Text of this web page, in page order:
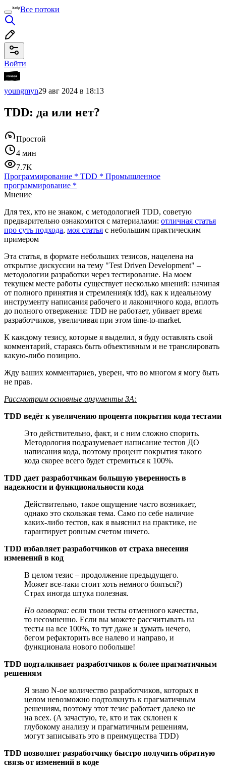
Все потоки
Войти
youngmyn29 авг 2024 в 18:13
TDD: да или нет?
Простой
4 мин
7.7K
Программирование * TDD * Промышленное
программирование *
Мнение
Для тех, кто не знаком, с методологией TDD, советую
предварительно ознакомится с материалами: отличная статья
про суть подхода, моя статья с небольшим практическим
примером
Эта статья, в формате небольших тезисов, нацелена на
открытие дискуссии на тему "Test Driven Development" –
методологии разработки через тестирование. На моем
текущем месте работы существует несколько мнений: начиная
от полного принятия и стремления(к tdd), как к идеальному
инструменту написания рабочего и лаконичного кода, вплоть
до полного отвержения: TDD не работает, убивает время
разработчиков, увеличивая при этом time-to-market.
К каждому тезису, которые я выделил, я буду оставлять свой
комментарий, стараясь быть объективным и не транслировать
какую-либо позицию.
Жду ваших комментариев, уверен, что во многом я могу быть
не прав.
Рассмотрим основные аргументы ЗА:
TDD ведёт к увеличению процента покрытия кода тестами
Это действительно, факт, и с ним сложно спорить.
Методология подразумевает написание тестов ДО
написания кода, поэтому процент покрытия такого
кода скорее всего будет стремиться к 100%.
TDD дает разработчикам большую уверенность в
надежности и функциональности кода
Действительно, такое ощущение часто возникает,
однако это скользкая тема. Само по себе наличие
каких-либо тестов, как я выяснил на практике, не
гарантирует ровным счетом ничего.
TDD избавляет разработчиков от страха внесения
изменений в код
В целом тезис – продолжение предыдущего.
Может все-таки стоит хоть немного бояться?)
Страх иногда штука полезная.
Но оговорка: если твои тесты отменного качества,
то несомненно. Если вы можете рассчитывать на
тесты на все 100%, то тут даже и думать нечего,
бегом рефакторить все налево и направо, и
функционала нового побольше!
TDD подталкивает разработчиков к более прагматичным
решениям
Я знаю N-ое количество разработчиков, которых в
целом невозможно подтолкнуть к прагматичным
решениям, поэтому этот тезис работает далеко не
на всех. (А зачастую, те, кто и так склонен к
глубокому анализу и прагматичным решениям,
могут записывать это в преимущества TDD)
TDD позволяет разработчику быстро получить обратную
связь от изменений в коде